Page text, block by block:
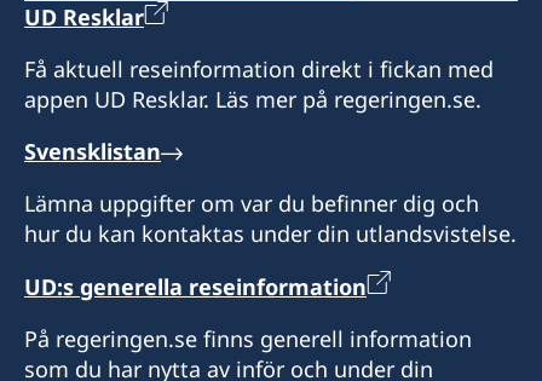
UD Resklar
Få aktuell reseinformation direkt i fickan med
appen UD Resklar. Läs mer på regeringen.se.
Svensklistan
Lämna uppgifter om var du befinner dig och
hur du kan kontaktas under din utlandsvistelse.
UD:s generella reseinformation
På regeringen.se finns generell information
som du har nytta av inför och under din